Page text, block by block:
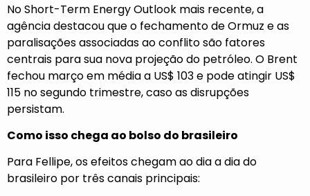
No Short-Term Energy Outlook mais recente, a
agência destacou que o fechamento de Ormuz e as
paralisações associadas ao conflito são fatores
centrais para sua nova projeção do petróleo. O Brent
fechou março em média a US$ 103 e pode atingir US$
115 no segundo trimestre, caso as disrupções
persistam.
Como isso chega ao bolso do brasileiro
Para Fellipe, os efeitos chegam ao dia a dia do
brasileiro por três canais principais: